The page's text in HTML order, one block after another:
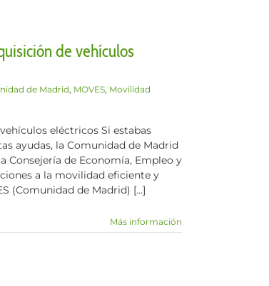
de vehículos
de Madrid, MOVES, Movilidad
eléctricos Si estabas
ayudas, la Comunidad de Madrid
Consejería de Economía, Empleo y
a la movilidad eficiente y
(Comunidad de Madrid) [...]
Más información